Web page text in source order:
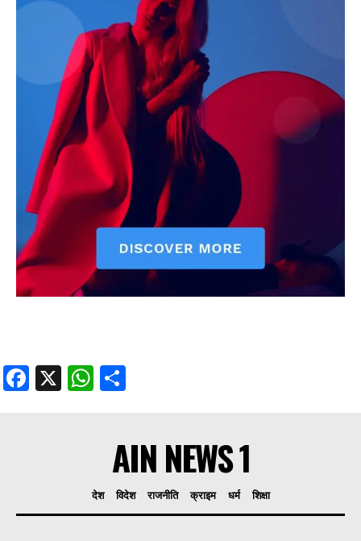
Contact Us
About Us
Privacy Policy
Terms of Use Agreement
Facebook
X WhatsApp
Share
Facebook
X WhatsApp
AIN NEWS 1
देश विदेश राजनीति क्राइम धर्म शिक्षा